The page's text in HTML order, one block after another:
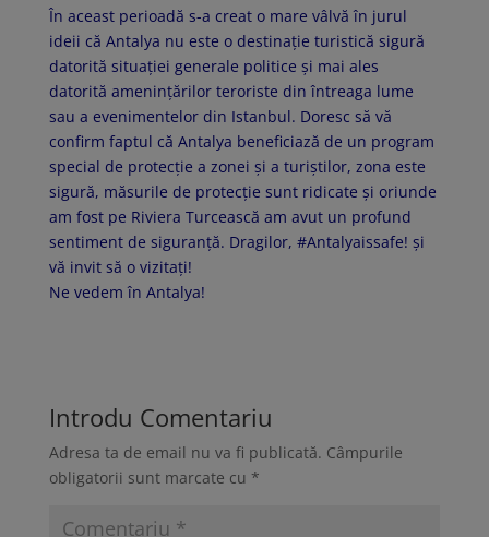
În aceast perioadă s-a creat o mare vâlvă în jurul
ideii că Antalya nu este o destinație turistică sigură
datorită situației generale politice și mai ales
datorită amenințărilor teroriste din întreaga lume
sau a evenimentelor din Istanbul. Doresc să vă
confirm faptul că Antalya beneficiază de un program
special de protecție a zonei și a turiștilor, zona este
sigură, măsurile de protecție sunt ridicate și oriunde
am fost pe Riviera Turcească am avut un profund
sentiment de siguranță. Dragilor, #Antalyaissafe! și
vă invit să o vizitați!
Ne vedem în Antalya!
Introdu Comentariu
Adresa ta de email nu va fi publicată. Câmpurile
obligatorii sunt marcate cu *